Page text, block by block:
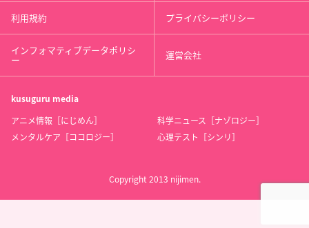
利用規約 プライバシーポリシー
インフォマティブデータポリシ
ー 運営会社
kusuguru media
アニメ情報［にじめん］
科学ニュース［ナゾロジー］
メンタルケア［ココロジー］
心理テスト［シンリ］
Copyright 2013 nijimen.